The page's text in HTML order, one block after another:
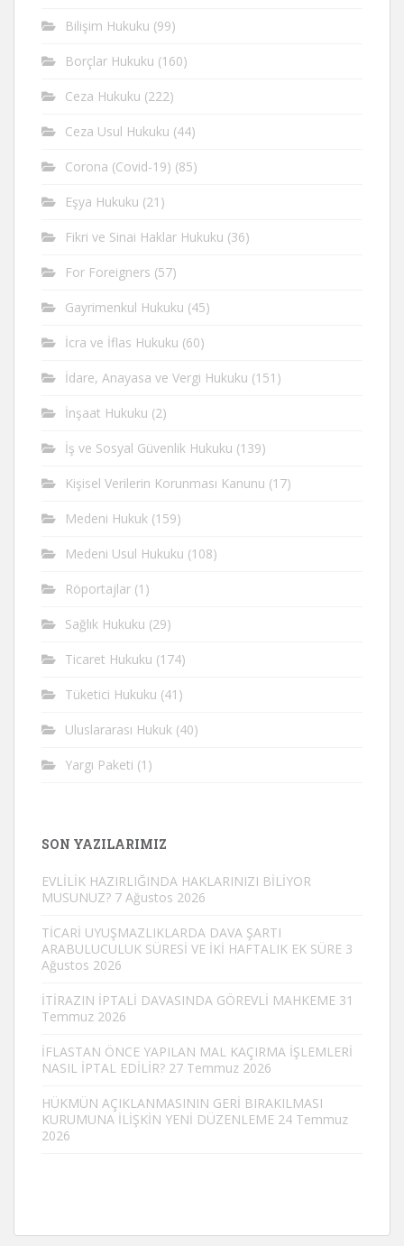
Bilişim Hukuku (99)
Borçlar Hukuku (160)
Ceza Hukuku (222)
Ceza Usul Hukuku (44)
Corona (Covid-19) (85)
Eşya Hukuku (21)
Fikri ve Sinai Haklar Hukuku (36)
For Foreigners (57)
Gayrimenkul Hukuku (45)
İcra ve İflas Hukuku (60)
İdare, Anayasa ve Vergi Hukuku (151)
İnşaat Hukuku (2)
İş ve Sosyal Güvenlik Hukuku (139)
Kişisel Verilerin Korunması Kanunu (17)
Medeni Hukuk (159)
Medeni Usul Hukuku (108)
Röportajlar (1)
Sağlık Hukuku (29)
Ticaret Hukuku (174)
Tüketici Hukuku (41)
Uluslararası Hukuk (40)
Yargı Paketi (1)
SON YAZILARIMIZ
EVLİLİK HAZIRLIĞINDA HAKLARINIZI BİLİYOR
MUSUNUZ? 7 Ağustos 2026
TİCARİ UYUŞMAZLIKLARDA DAVA ŞARTI
ARABULUCULUK SÜRESİ VE İKİ HAFTALIK EK SÜRE 3
Ağustos 2026
İTİRAZIN İPTALİ DAVASINDA GÖREVLİ MAHKEME 31
Temmuz 2026
İFLASTAN ÖNCE YAPILAN MAL KAÇIRMA İŞLEMLERİ
NASIL İPTAL EDİLİR? 27 Temmuz 2026
HÜKMÜN AÇIKLANMASININ GERİ BIRAKILMASI
KURUMUNA İLİŞKİN YENİ DÜZENLEME 24 Temmuz
2026